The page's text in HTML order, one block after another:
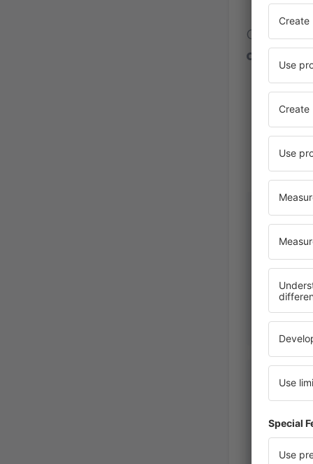
Agosto 2025
Tatjana